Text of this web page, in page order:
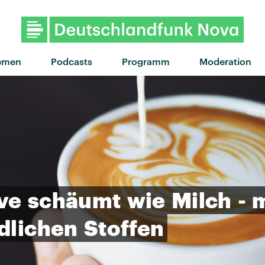
Podcasts Programm Moderation
"2002" von BILBAO
schäumt wie Milch -
Stoffen